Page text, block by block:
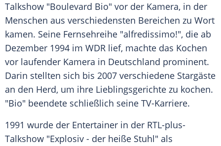
Talkshow "Boulevard Bio" vor der Kamera, in der
Menschen aus verschiedensten Bereichen zu Wort
kamen. Seine Fernsehreihe "alfredissimo!", die ab
Dezember 1994 im WDR lief, machte das Kochen
vor laufender Kamera in Deutschland prominent.
Darin stellten sich bis 2007 verschiedene Stargäste
an den Herd, um ihre Lieblingsgerichte zu kochen.
"Bio" beendete schließlich seine TV-Karriere.
1991 wurde der Entertainer in der RTL-plus-
Talkshow "Explosiv - der heiße Stuhl" als